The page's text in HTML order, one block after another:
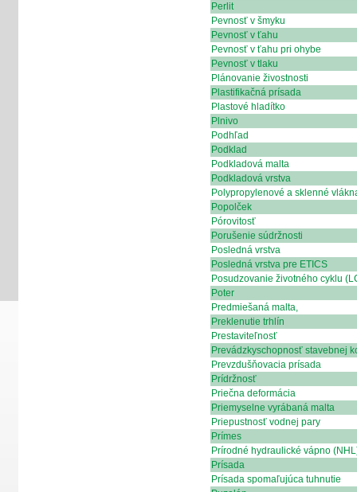
Perlit
Pevnosť v šmyku
Pevnosť v ťahu
Pevnosť v ťahu pri ohybe
Pevnosť v tlaku
Plánovanie živostnosti
Plastifikačná prísada
Plastové hladítko
Plnivo
Podhľad
Podklad
Podkladová malta
Podkladová vrstva
Polypropylenové a sklenné
Popolček
Pórovitosť
Porušenie súdržnosti
Posledná vrstva
Posledná vrstva pre ETICS
Posudzovanie životného cyklu
Poter
Predmiešaná malta,
Preklenutie trhlín
Prestaviteľnosť
Prevádzkyschopnosť stavebnej
Prevzdušňovacia prísada
Prídržnosť
Priečna deformácia
Priemyselne vyrábaná malta
Priepustnosť vodnej pary
Prímes
Prírodné hydraulické vápno
Prísada
Prísada spomaľujúca tuhnutie